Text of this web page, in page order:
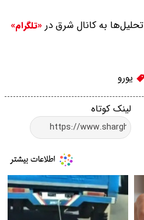
به کانال شرق در «تلگرام»
یورو
لینک کوتاه